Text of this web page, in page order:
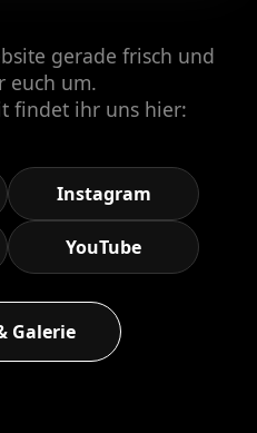
gerade frisch und
euch um.
findet ihr uns hier:
Instagram
YouTube
Galerie